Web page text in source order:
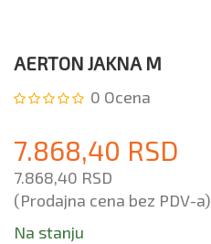
AERTON JAKNA M
0 Ocena
7.868,40 RSD
7.868,40 RSD
(Prodajna cena bez PDV-a)
Na stanju